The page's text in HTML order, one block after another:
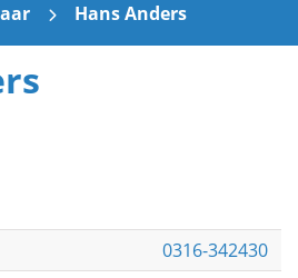
Hans Anders
0316-342430